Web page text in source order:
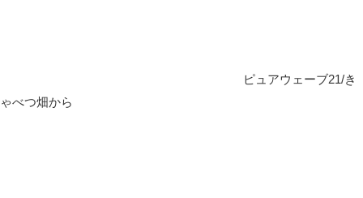
ピュアウェーブ21/き
ゃべつ畑から